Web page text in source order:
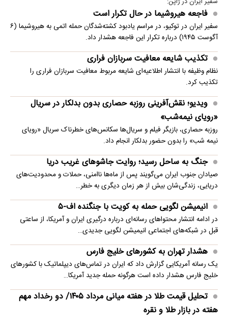
فاجعه هیروشیما در حال تکرار است
سفیر ایران در توکیو، در مراسم یادبود کشته‌شدگان حمله اتمی به هیروشیما (۶
آگوست ۱۹۴۵) درباره تکرار این فاجعه هشدار داد.
تکذیب شایعه معافیت سربازان فراری
نظام وظیفه با انتشار اطلاعیه‌ای شایعه مربوط معافیت سربازان فراری را
تکذیب کرد.
ویدیو؛ نقش‌آفرینی روزبه حصاری بدون بدلکار در سریال
«رویای نیمه‌شب»
روزبه حصاری، بازیگر فیلم و سریال‌ها سکانس‌های خطرناک سریال «رویای
نیمه شب» را بدون حضور بدلکار انجام داد.
جنگ به ساحل رسید؛ روایت جاشوهای غریب دریا
صیادان جنوب ایران می‌گویند پس از ماه‌ها ناامنی، حملات و محدودیت‌های
دریایی، زندگی‌شان بیش از هر زمان دیگری به خطر…
انیمیشن لگویی حمله به کویت با جنگنده اف-۵
در ادامه انتشار محتواهای رسانه‌ای درباره درگیری ایران و آمریکا، از ساعتی
قبل در شبکه‌های اجتماعی انیمیشن لگویی جدیدی…
هشدار تهران به کشورهای خلیج فارس
یک رسانه آمریکایی گزارش داد که ایران در تماس‌های دیپلماتیک با کشورهای
خلیج فارس هشدار داده است هرگونه حمله جدید آمریکا…
تحلیل قیمت طلا در هفته میانی مرداد ۱۴۰۵/ دو رخداد مهم
هفته در بازار طلا و نقره